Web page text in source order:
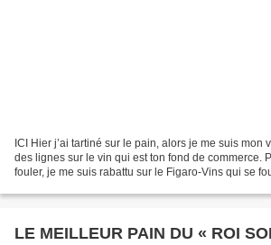
ICI Hier j’ai tartiné sur le pain, alors je me suis mon
des lignes sur le vin qui est ton fond de commerce.
fouler, je me suis rabattu sur le Figaro-Vins qui se
LE MEILLEUR PAIN DU « ROI